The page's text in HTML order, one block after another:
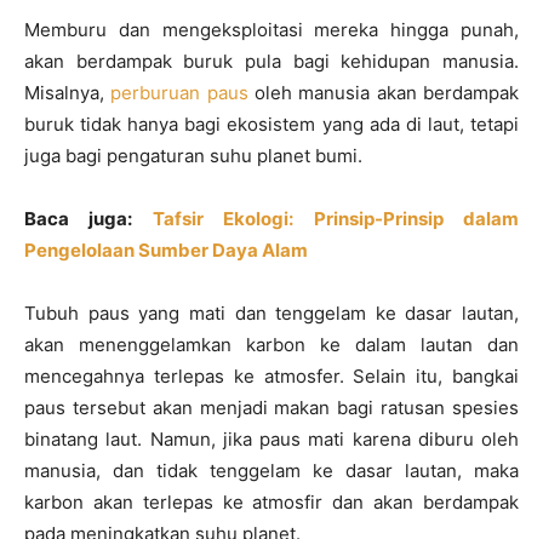
Memburu dan mengeksploitasi mereka hingga punah,
akan berdampak buruk pula bagi kehidupan manusia.
Misalnya, perburuan paus oleh manusia akan berdampak
buruk tidak hanya bagi ekosistem yang ada di laut, tetapi
juga bagi pengaturan suhu planet bumi.
Baca juga: Tafsir Ekologi: Prinsip-Prinsip dalam
Pengelolaan Sumber Daya Alam
Tubuh paus yang mati dan tenggelam ke dasar lautan,
akan menenggelamkan karbon ke dalam lautan dan
mencegahnya terlepas ke atmosfer. Selain itu, bangkai
paus tersebut akan menjadi makan bagi ratusan spesies
binatang laut. Namun, jika paus mati karena diburu oleh
manusia, dan tidak tenggelam ke dasar lautan, maka
karbon akan terlepas ke atmosfir dan akan berdampak
pada meningkatkan suhu planet.